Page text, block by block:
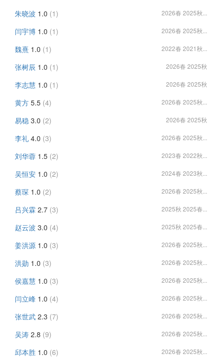
朱晓波 1.0 (1) 2026春 2025秋...
闫宇博 1.0 (1) 2026春 2025秋...
魏熹 1.0 (1) 2022春 2021秋...
张树辰 1.0 (1) 2026春 2025秋
李志慧 1.0 (1) 2026春 2025秋
黄方 5.5 (4) 2026春 2025秋...
易稳 3.0 (2) 2026春 2025秋
李礼 4.0 (3) 2026春 2025秋...
刘华蓉 1.5 (2) 2023春 2022秋...
吴恒安 1.0 (2) 2024春 2023秋...
蔡琛 1.0 (2) 2026春 2025秋...
吕兴霖 2.7 (3) 2025秋 2025春...
赵云波 3.0 (4) 2025秋 2025春...
姜洪源 1.0 (3) 2026春 2025秋...
洪勋 1.0 (3) 2026春 2025秋...
侯嘉慧 1.0 (3) 2026春 2025秋...
闫立峰 1.0 (4) 2026春 2025秋...
张世武 2.3 (7) 2026春 2025秋...
吴涛 2.8 (9) 2026春 2025秋...
邱本胜 1.0 (6) 2026春 2025秋...